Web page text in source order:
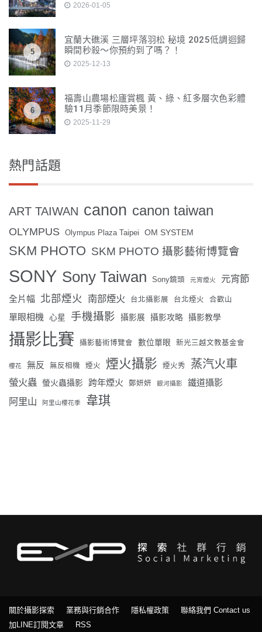
2026-01-05
5
宜蘭大礁溪 三層坪落羽松 秘境 2025低調迴歸
瞬間秒殺～你預約到了嗎？！
2025-12-13
6
福壽山農場松廬賞楓 黃、綠、紅多層次色彩體
驗11月季節限時美景！
2025-11-29
熱門話題
ART TAIWAN canon canon taiwan
OLYMPUS Olympus Plaza Taipei OM SYSTEM
SKM PHOTO SKM PHOTO 攝影藝術博覽會
SONY Sony Taiwan Sony鏡頭 元宵煙火 元宵節
全片幅 北部煙火 南部煙火 台北攝影展 台北煙火 合歡山
單眼相機 心星 手機攝影 攝影展 攝影攻略 攝影教學
攝影比賽 攝影藝術博覽會 數位單眼 新光三越文教基金會
櫻花 無反 無反相機 煙火 煙火攝影 煙火秀 蒸汽火車
螢火蟲 螢火蟲攝影 跨年煙火 鄭妍妍 銀河攝影 鐵道攝影
阿里山 阿里山櫻花季 韋琪
關於攝影探索 業務與行銷合作 隱私權政策
聯絡我們 Contact us
加LINE訂閱文章
RSS